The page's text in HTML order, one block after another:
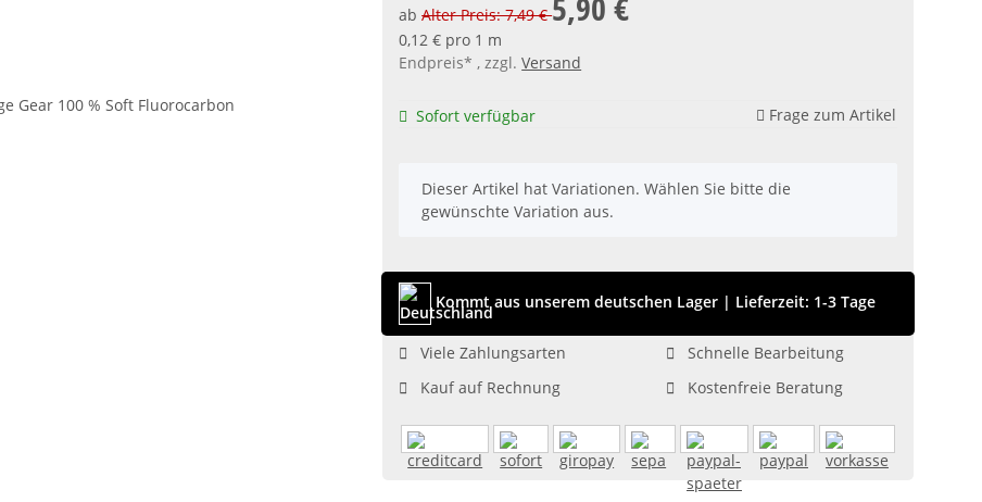
abAlter Preis: 7,49 €
0,12 € pro 1 m
Endpreis* , zzgl.Versand
Sofort verfügbar Frage zum Artikel
x
Dieser Artikel hat Variationen. Wählen Sie bitte die
gewünschte Variation aus.
Kommt aus unserem deutschen Lager | Lieferzeit: 1-3 Tage
Viele Zahlungsarten
Schnelle Bearbeitung
Kauf auf Rechnung
Kostenfreie Beratung